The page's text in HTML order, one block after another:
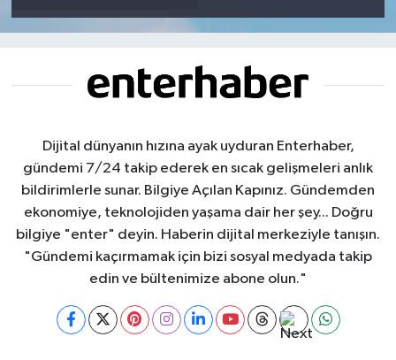
Dijital dünyanın hızına ayak uyduran Enterhaber,
gündemi 7/24 takip ederek en sıcak gelişmeleri anlık
bildirimlerle sunar. Bilgiye Açılan Kapınız. Gündemden
ekonomiye, teknolojiden yaşama dair her şey... Doğru
bilgiye "enter" deyin. Haberin dijital merkeziyle tanışın.
"Gündemi kaçırmamak için bizi sosyal medyada takip
edin ve bültenimize abone olun."